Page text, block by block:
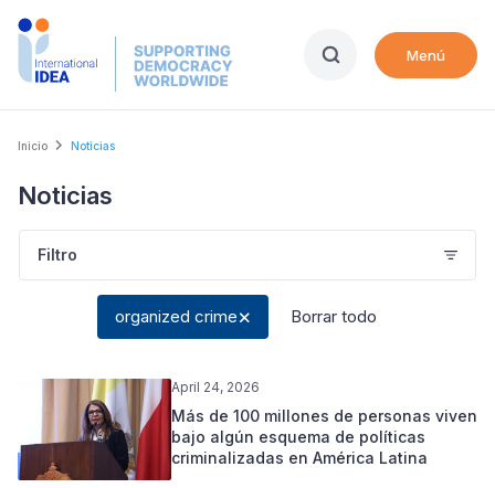
Skip
Menú
Breadcrumb
Inicio Noticias
Noticias
Filtro
organized crime Borrar todo
April 24, 2026
Más de 100 millones de personas viven
bajo algún esquema de políticas
criminalizadas en América Latina